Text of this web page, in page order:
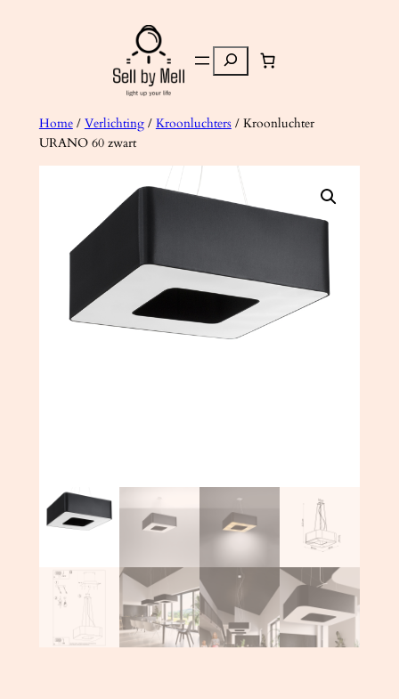
Zoeken
Home/ Verlichting/ Kroonluchters/ Kroonluchter
URANO 60 zwart